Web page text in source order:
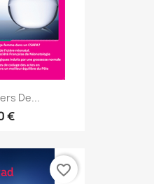
De...
€
favorite_border